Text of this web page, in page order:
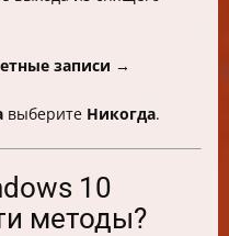
записи →
выберите Никогда.
10
методы?